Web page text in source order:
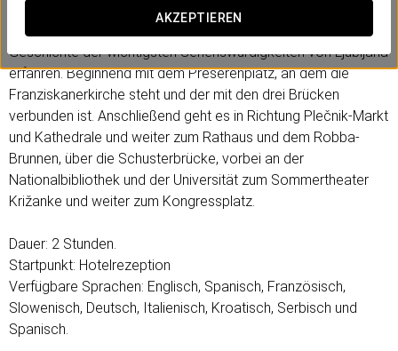
AKZEPTIEREN
Der Stadtführer begleitet Sie auf einem Spaziergang durch
das historische Stadtzentrum, bei dem Sie mehr über die
Geschichte der wichtigsten Sehenswürdigkeiten von Ljubljana
erfahren. Beginnend mit dem Prešerenplatz, an dem die
Franziskanerkirche steht und der mit den drei Brücken
verbunden ist. Anschließend geht es in Richtung Plečnik-Markt
und Kathedrale und weiter zum Rathaus und dem Robba-
Brunnen, über die Schusterbrücke, vorbei an der
Nationalbibliothek und der Universität zum Sommertheater
Križanke und weiter zum Kongressplatz.
Dauer: 2 Stunden.
Startpunkt: Hotelrezeption
Verfügbare Sprachen: Englisch, Spanisch, Französisch,
Slowenisch, Deutsch, Italienisch, Kroatisch, Serbisch und
Spanisch.